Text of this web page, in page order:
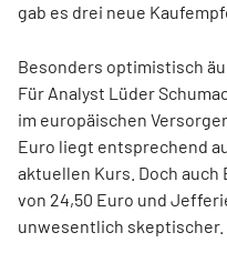
gab es drei neue
Besonders optimistisch
Für Analyst Lüder
im europäischen
Euro liegt entsprechend
aktuellen Kurs. Doch
von 24,50 Euro und
unwesentlich skeptischer.